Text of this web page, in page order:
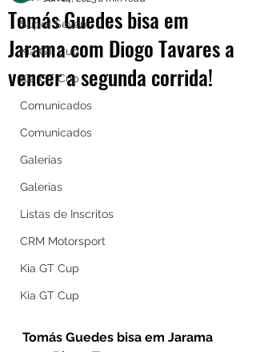
Super Seven
Kia GT Cup
Kia GT Cup
Comunicados
Comunicados
Galerias
Galerias
Listas de Inscritos
CRM Motorsport
Kia GT Cup
Kia GT Cup
Tomás Guedes bisa em
Jarama com Diogo Tavares a
vencer a segunda corrida!
Tomás Guedes bisa em Jarama